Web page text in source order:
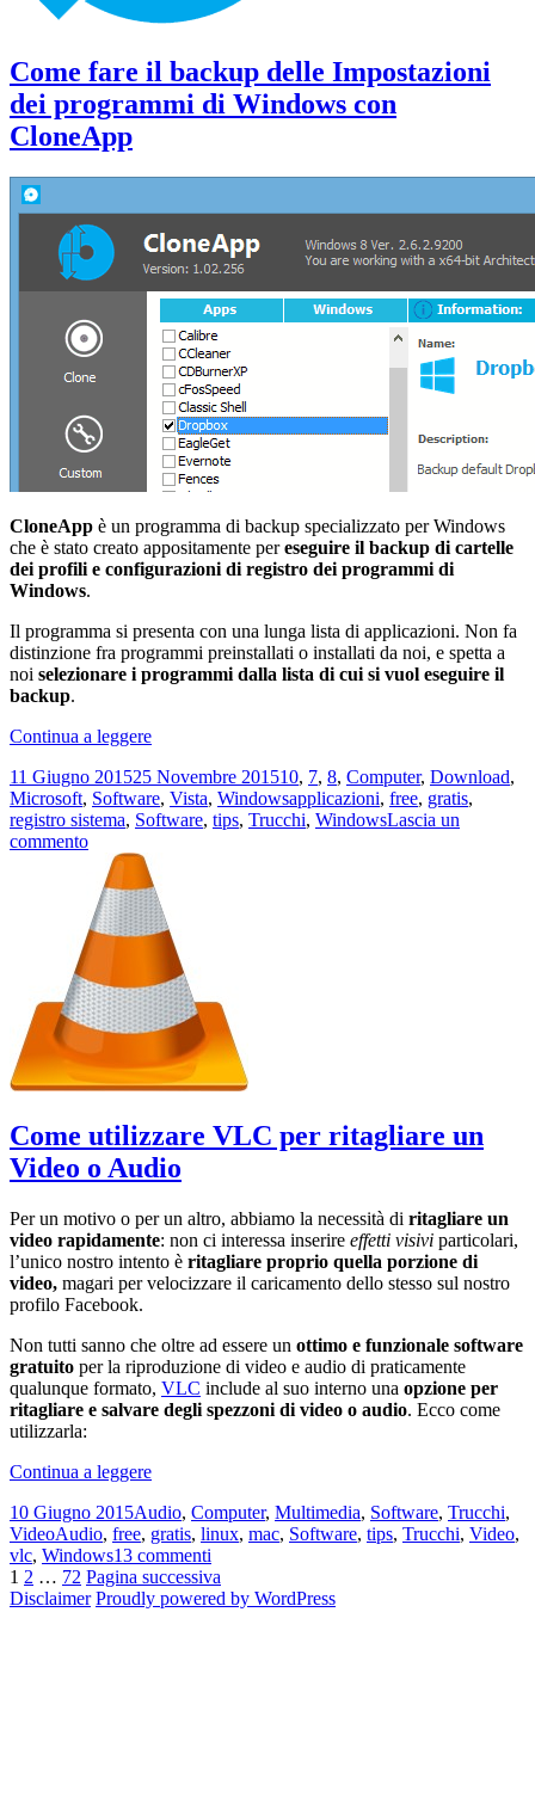
Come fare il backup delle Impostazioni
dei programmi di Windows con
CloneApp
CloneApp è un programma di backup specializzato per Windows
che è stato creato appositamente pereseguire il backup di cartelle
dei profili e configurazioni di registro dei programmi di
Windows.
Il programma si presenta con una lunga lista di applicazioni. Non fa
distinzione fra programmi preinstallati o installati da noi, e spetta a
noi selezionare i programmi dalla lista di cui si vuol eseguire il
backup.
Continua a leggereCome
il
backup
delle
programmi
di
Windows
con
CloneApp
Scritto
il
11 Giugno 201525 Novembre 2015Categorie
10, 7, 8, Computer, Download,
Microsoft, Software, Vista, WindowsTag
applicazioni, free, gratis,
registro sistema, Software, tips, Trucchi, WindowsLascia un
commentosu
Come
fare
il
backup
delle
Impostazioni
dei
programmi
di
Windows
CloneApp
Come utilizzare VLC per ritagliare un
Video o Audio
Per un motivo o per un altro, abbiamo la necessità di ritagliare un
video rapidamente: non ci interessa inserire effetti visivi particolari,
l’unico nostro intento è ritagliare proprio quella porzione di
video, magari per velocizzare il caricamento dello stesso sul nostro
profilo Facebook.
Non tutti sanno che oltre ad essere un ottimo e funzionale software
gratuito per la riproduzione di video e audio di praticamente
qualunque formato, VLC include al suo interno una opzione per
ritagliare e salvare degli spezzoni di video o audio. Ecco come
utilizzarla:
Continua a leggereCome
VLC
per
ritagliare
un
Video
Scritto
il
10 Giugno 2015Categorie
Audio, Computer, Multimedia, Software, Trucchi,
VideoTag
Audio, free, gratis, linux, mac, Software, tips, Trucchi, Video,
vlc, Windows13 commenti
Come
utilizzare
Navigazione
articoli
Pagina
1 Pagina
2 … Pagina
72 Pagina successiva
Disclaimer Proudly powered by WordPress